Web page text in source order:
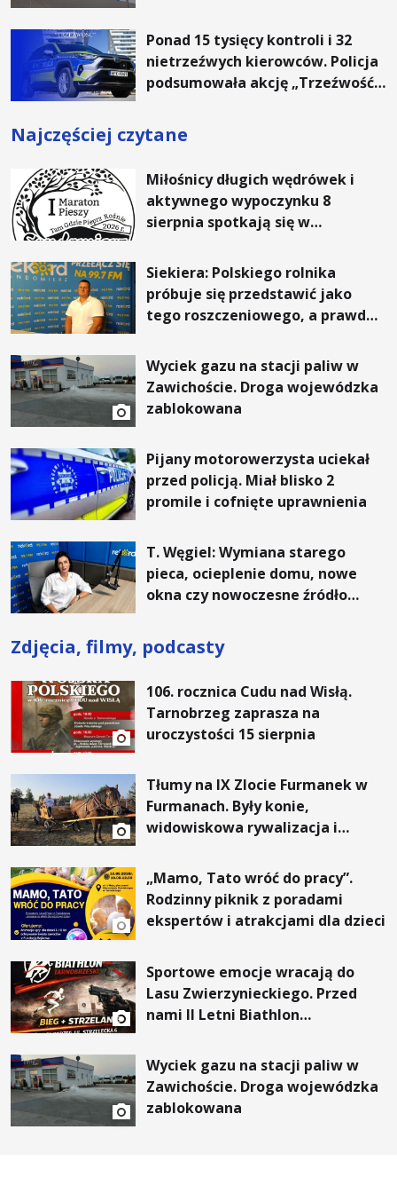
Ponad 15 tysięcy kontroli i 32
nietrzeźwych kierowców. Policja
podsumowała akcję „Trzeźwość”
Najczęściej czytane
Miłośnicy długich wędrówek i
aktywnego wypoczynku 8
sierpnia spotkają się w
Pieszym „Tam Gdzie Pieprz
Rośnie”
Siekiera: Polskiego rolnika
próbuje się przedstawić jako
tego roszczeniowego, a prawda
Wyciek gazu na stacji paliw w
Zawichoście. Droga wojewódzka
zablokowana
Pijany motorowerzysta uciekał
przed policją. Miał blisko 2
promile i cofnięte uprawnienia
T. Węgiel: Wymiana starego
pieca, ocieplenie domu, nowe
okna czy nowoczesne źródło
rachunki za energię, lepszy
komfort życia i... czystsze
Zdjęcia, filmy, podcasty
106. rocznica Cudu nad Wisłą.
Tarnobrzeg zaprasza na
uroczystości 15 sierpnia
Tłumy na IX Zlocie Furmanek w
Furmanach. Były konie,
widowiskowa rywalizacja i
„Mamo, Tato wróć do pracy”.
Rodzinny piknik z poradami
ekspertów i atrakcjami dla dzieci
Sportowe emocje wracają do
Lasu Zwierzynieckiego. Przed
nami II Letni Biathlon
Wyciek gazu na stacji paliw w
Zawichoście. Droga wojewódzka
zablokowana